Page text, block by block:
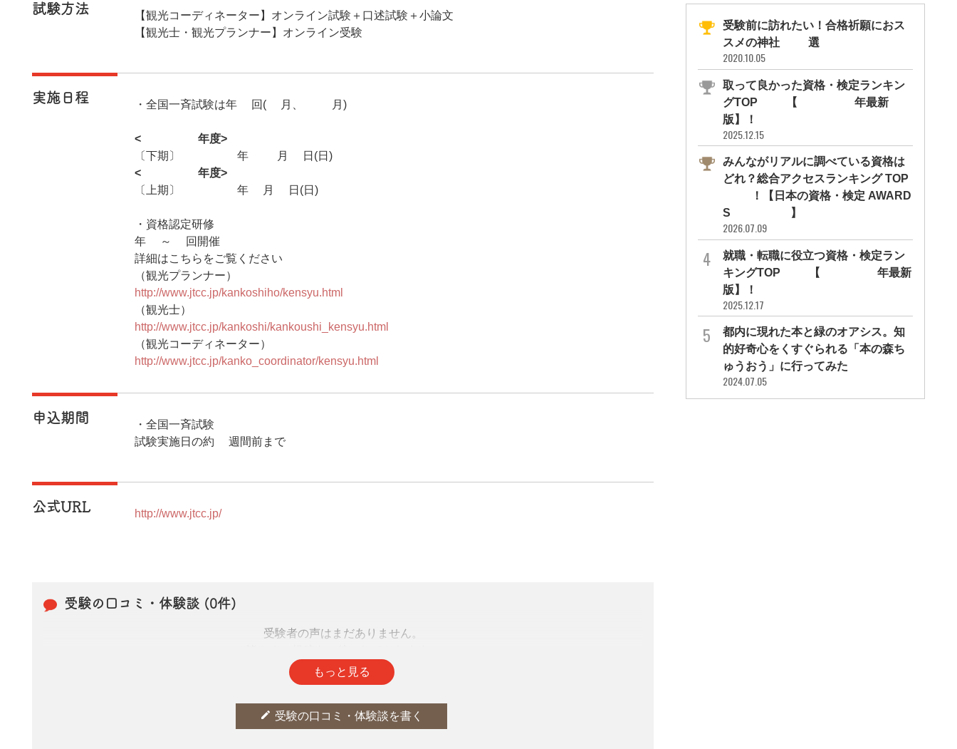
試験方法
【観光コーディネーター】オンライン試験＋口述試験＋小論文
【観光士・観光プランナー】オンライン受験
実施日程 ・全国一斉試験は年2回(6月、11月)
<2025年度>
〔下期〕2025年11月9日(日)
<2026年度>
〔上期〕2026年6月7日(日)
・資格認定研修
年2～3回開催
詳細はこちらをご覧ください
（観光プランナー）
http://www.jtcc.jp/kankoshiho/kensyu.html
（観光士）
http://www.jtcc.jp/kankoshi/kankoushi_kensyu.html
（観光コーディネーター）
http://www.jtcc.jp/kanko_coordinator/kensyu.html
申込期間
・全国一斉試験
試験実施日の約2週間前まで
公式URL http://www.jtcc.jp/
受験の口コミ・体験談 (0件)
受験者の声はまだありません。
もっと見る
edit 受験の口コミ・体験談を書く
受験前に訪れたい！合格祈願におス
スメの神社11選
2020.10.05
取って良かった資格・検定ランキン
グTOP10【2026年最新
版】！
2025.12.15
みんながリアルに調べている資格は
どれ？総合アクセスランキング TOP
10！【日本の資格・検定 AWARD
S 2026】
2026.07.09
就職・転職に役立つ資格・検定ラン
キングTOP30【2026年最新
版】！
2025.12.17
都内に現れた本と緑のオアシス。知
的好奇心をくすぐられる「本の森ち
ゅうおう」に行ってみた
2024.07.05